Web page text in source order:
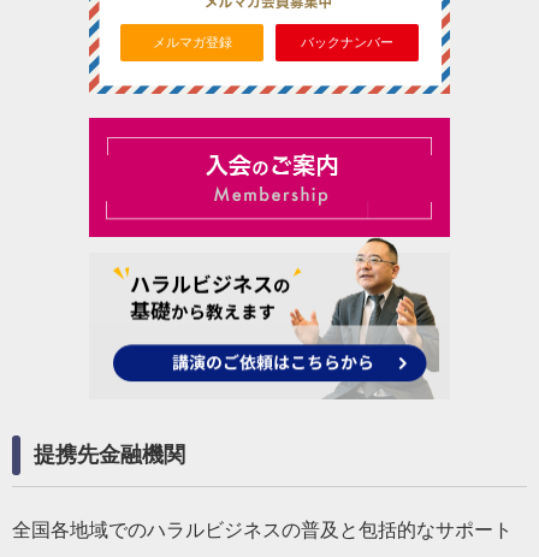
メルマガ登録 バックナンバー
提携先金融機関
全国各地域でのハラルビジネスの普及と包括的なサポート